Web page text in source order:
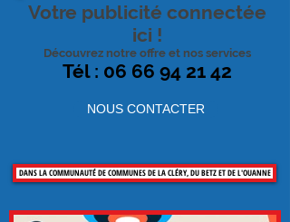
Votre publicité connectée
ici !
Découvrez notre offre et nos services
Tél : 06 66 94 21 42
NOUS CONTACTER
DANS LA COMMUNAUTÉ DE COMMUNES DE LA CLÉRY, DU BETZ ET DE L'OUANNE